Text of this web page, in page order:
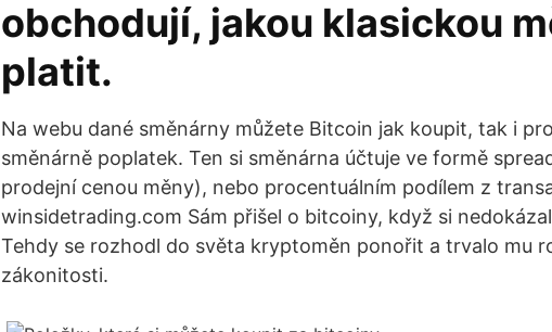
obchodují, jakou klasickou
platit.
Na webu dané směnárny můžete Bitcoin jak koupit, tak i
směnárně poplatek. Ten si směnárna účtuje ve formě
prodejní cenou měny), nebo procentuálním podílem z
winsidetrading.com Sám přišel o bitcoiny, když si
Tehdy se rozhodl do světa kryptoměn ponořit a trvalo mu
zákonitosti.